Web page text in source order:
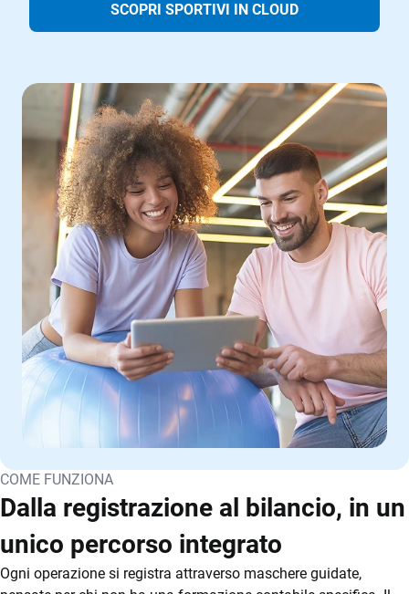
SCOPRI SPORTIVI IN CLOUD
COME FUNZIONA
Dalla registrazione al bilancio, in un
unico percorso integrato
Ogni operazione si registra attraverso maschere guidate,